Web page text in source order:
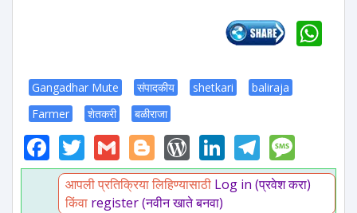
Gangadhar Mute संपादकीय shetkari
baliraja
Farmer
शेतकरी बळीराजा
Facebook
Twitter
GmailBlogger
WordPress
LinkedIn
आपली प्रतिक्रिया लिहिण्यासाठी Log in (प्रवेश करा)
किंवा register (नवीन खाते बनवा)